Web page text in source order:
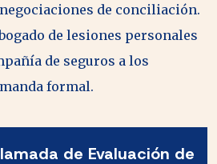
de conciliación.
de lesiones personales
de seguros a los
formal.
de Evaluación de